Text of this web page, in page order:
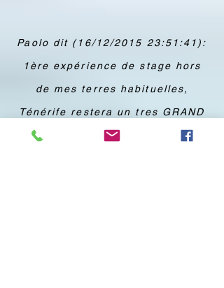
Paolo dit (16/12/2015 23:51:41):
1ère expérience de stage hors
de mes terres habituelles,
Ténérife restera un tres GRAND
souvenir. La magie des décos en